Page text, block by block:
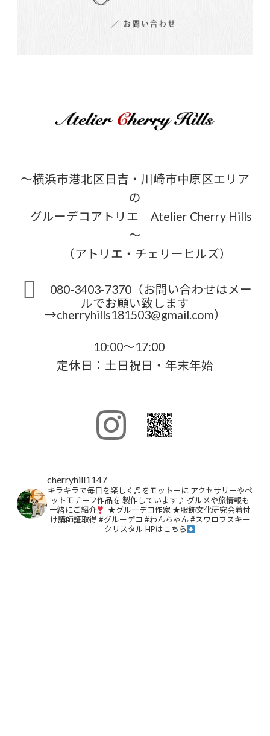
～横浜市港北区日吉・川崎市中原区エリア
の
グルーデコアトリエ Atelier Cherry Hills
～
（アトリエ・チェリーヒルズ）
080-3403-7370（お問い合わせはメー
ルでお願い致します
→cherryhills181503@gmail.com）
10:00～17:00
定休日：土日祝日・年末年始
cherryhill1147
キラキラで毎日を楽しく♬をモットーに アクセサリーやペ
ットモチーフ作品を 製作しています♪ グルメや旅情報も
一緒にご紹介
★グルーデコ作家★服飾文化研究会着付
け講師証取得 #グルーデコ #わんちゃん#スワロフスキー
クリスタル HPはこちら